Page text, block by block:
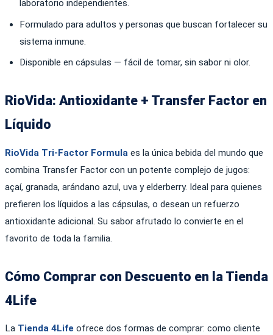
laboratorio independientes.
Formulado para adultos y personas que buscan fortalecer su
sistema inmune.
Disponible en cápsulas — fácil de tomar, sin sabor ni olor.
RioVida: Antioxidante + Transfer Factor en
Líquido
RioVida Tri-Factor Formula es la única bebida del mundo que
combina Transfer Factor con un potente complejo de jugos:
açaí, granada, arándano azul, uva y elderberry. Ideal para quienes
prefieren los líquidos a las cápsulas, o desean un refuerzo
antioxidante adicional. Su sabor afrutado lo convierte en el
favorito de toda la familia.
Cómo Comprar con Descuento en la Tienda
4Life
La Tienda 4Life ofrece dos formas de comprar: como cliente